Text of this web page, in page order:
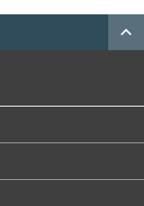
expand_less